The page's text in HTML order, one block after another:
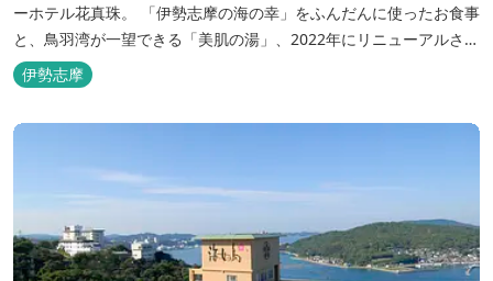
ーホテル花真珠。 「伊勢志摩の海の幸」をふんだんに使ったお食事
と、鳥羽湾が一望できる「美肌の湯」、2022年にリニューアルされ
た客室で、五感から体と心を癒やします。 【お部屋】 近年リニュ
ーアルした過ごしやすいお部屋で、親子3世代で楽しめるお部屋に
なっております。 全室オーシャンビューで雄大な鳥羽湾を一望で
伊勢志摩